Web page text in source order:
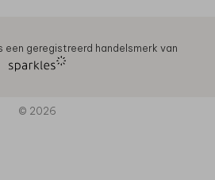
een geregistreerd handelsmerk van
© 2026